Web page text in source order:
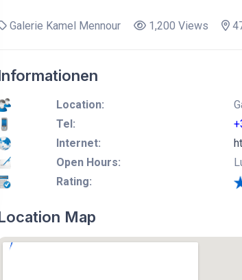
Galerie Kamel Mennour 1,200 Views
Location:
Tel:
Internet:
Open Hours:
Rating:
Map